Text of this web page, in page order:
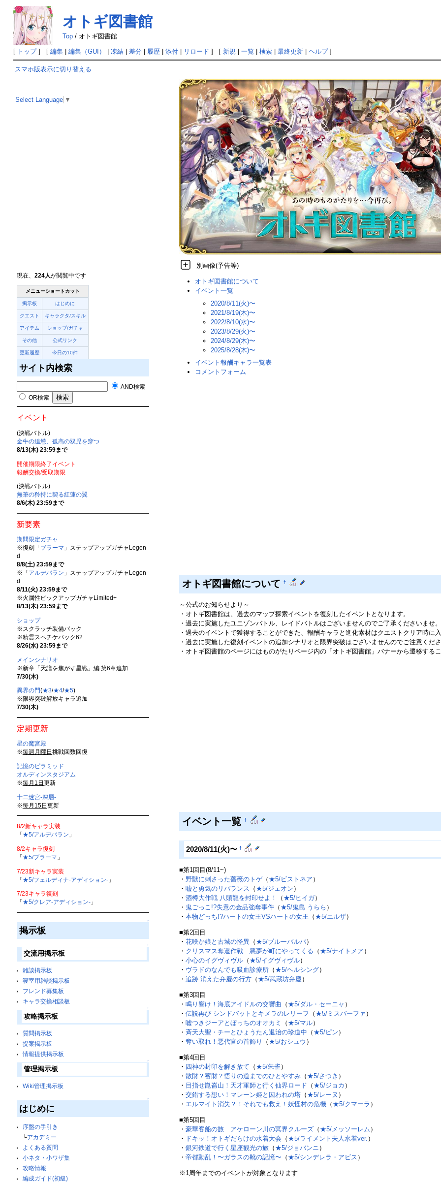
オトギ図書館
Top/ オトギ図書館
[ トップ] [ 編集| 編集（GUI） 凍結| 差分| 履歴| 添付| リロード ] [ 新規| 一覧 検索| 最終更新| ヘルプ]
スマホ版表示に切り替える
Select Language ▼
現在、 224人が閲覧中です
メニューショートカット
掲示板 はじめに
クエスト キャラクタ/スキル
アイテム ショップ/ガチャ
その他 公式リンク
更新履歴 今日の10件
サイト内検索
AND検索
OR検索
イベント
(決戦バトル)
金牛の追憊、孤高の双児を穿つ
8/13(木) 23:59まで
開催期限終了イベント
報酬交換/受取期限
(決戦バトル)
無筆の矜持に契る紅蓮の翼
8/6(木) 23:59まで
新要素
期間限定ガチャ
※復刻「 ブラーマ 」ステップアップガチャLegen
d
8/8(土) 23:59まで
※「 アルデバラン 」ステップアップガチャLegen
d
8/11(火) 23:59まで
※火属性ピックアップガチャLimited+
8/13(木) 23:59まで
ショップ
※スクラッチ装備パック
※精霊スペチケパック62
8/26(水) 23:59まで
メインシナリオ
※新章「天譜を焦がす星戦」編 第6章追加
7/30(木)
異界の門(★3/★4/★5)
※限界突破解放キャラ追加
7/30(木)
定期更新
星の魔宮殿
※毎週月曜日 挑戦回数回復
記憶のピラミッド
オルディンスタジアム
※毎月1日 更新
十二迷宮-深層-
※毎月15日更新
8/2新キャラ実装
「 ★5/アルデバラン 」
8/2キャラ復刻
「★5/ブラーマ 」
7/23新キャラ実装
「★5/フェルディナ-アディション-」
7/23キャラ復刻
「 ★5/クレア-アディション-」
↑
掲示板
↑
交流用掲示板
雑談掲示板
寝室用雑談掲示板
フレンド募集板
キャラ交換相談板
↑
攻略掲示板
質問掲示板
提案掲示板
情報提供掲示板
↑
管理掲示板
Wiki管理掲示板
↑
はじめに
序盤の手引き
└アカデミー
よくある質問
小ネタ・小ワザ集
攻略情報
編成ガイド(初級)
別画像(予告等)
オトギ図書館について
イベント一覧
2020/8/11(火)〜
2021/8/19(木)〜
2022/8/10(水)〜
2023/8/29(火)〜
2024/8/29(木)〜
2025/8/28(木)〜
イベント報酬キャラ一覧表
コメントフォーム
オトギ図書館について †
～公式のお知らせより～
・オトギ図書館は、過去のマップ探索イベントを復刻したイベントとなります。
・過去に実施したユニゾンバトル、レイドバトルはございませんのでご了承くださいませ。
・過去のイベントで獲得することができた、報酬キャラと進化素材はクエストクリア時に
・過去に実施した復刻イベントの追加シナリオと限界突破はございませんのでご注意くだ
・オトギ図書館のページにはものがたりページ内の「オトギ図書館」バナーから遷移する
イベント一覧 †
2020/8/11(火)〜†
■第1回目(8/11~)
・ 野獣に刺さった薔薇のトゲ（ ★5/ビストネア ）
・ 嘘と勇気のリバランス （ ★5/ジェオン ）
・ 酒樽大作戦 八頭龍を封印せよ！ （ ★5/ヒイガ）
・ 鬼ごっこ!?失意の金品強奪事件（ ★5/鬼島 うらら ）
・ 本物どっち!?ハートの女王VSハートの女王 （ ★5/エルザ）
■第2回目
・ 花咲か娘と古城の怪異（ ★5/ブルーバルバ）
・ クリスマス奪還作戦 悪夢が町にやってくる （ ★5/ナイトメア ）
・ 小心のイグヴィヴル（ ★5/イグヴィヴル）
・ ヴラドのなんでも吸血診療所（ ★5/ヘルシング）
・ 追跡 消えた弁慶の行方（ ★5/武蔵坊弁慶 ）
■第3回目
・ 鳴り響け！海底アイドルの交響曲 （ ★5/ダル・セーニャ ）
・ 伝説再び シンドバットとキメラのレリーフ （ ★5/ミスバーファ ）
・ 嘘つきジーアとぼっちのオオカミ （ ★5/マル）
・ 斉天大聖・チーとひょうたん退治の珍道中 （ ★5/ピン ）
・ 奪い取れ！悪代官の首飾り （ ★5/おシュウ ）
■第4回目
・ 四神の封印を解き放て （ ★5/朱雀 ）
・ 散財？蓄財？悟りの道までのひとやすみ（ ★5/さつき ）
・ 目指せ崑崙山！天才軍師と行く仙界ロード （ ★5/ジョカ ）
・ 交錯する想い！マレーン姫と囚われの塔（ ★5/レーヌ ）
・ エルマイト消失？！それでも救え！妖怪村の危機（ ★5/クマーラ ）
■第5回目
・ 豪華客船の旅 アケローン川の冥界クルーズ（ ★5/メッソーレム ）
・ ドキッ！オトギだらけの水着大会 （ ★5/ライメント夫人水着ver. ）
・ 銀河鉄道で行く星座観光の旅（ ★5/ジョバンニ ）
・ 帝都動乱！〜ガラスの靴の記憶〜 （ ★5/シンデレラ・アビス ）
※1周年までのイベントが対象となります